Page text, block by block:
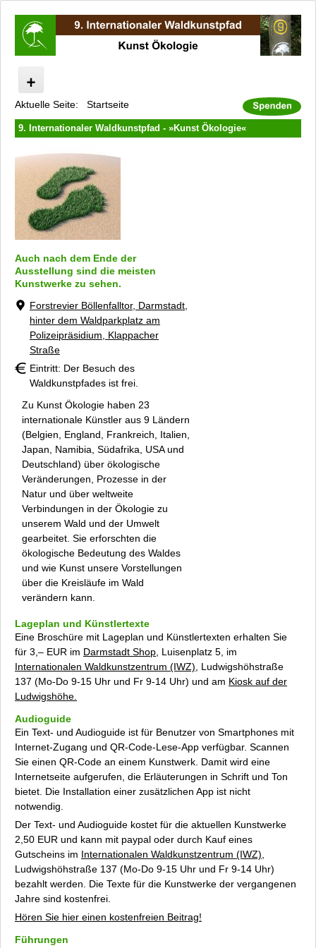
Internationaler Waldkunstpfad
Kunst Ökologie
Ecovention Europe (Portable Version)
Robin Hood
Künstler
Führungen
Kinderprojekte
Kataloge und Filme
Unterstützer und Sponsoren
Presse
Internationaler Waldkunstpfad (Archiv)
Internationales Waldkunst Zentrum
Newsletter
Datenschutz
Kontakt
Impressum
Aktuelle Seite: Startseite
9. Internationaler Waldkunstpfad - »Kunst Ökologie«
Auch nach dem Ende der
Ausstellung sind die meisten
Kunstwerke zu sehen.
Forstrevier Böllenfalltor, Darmstadt,
hinter dem Waldparkplatz am
Polizeipräsidium, Klappacher
Straße
Eintritt: Der Besuch des
Waldkunstpfades ist frei.
Zu Kunst Ökologie haben 23
internationale Künstler aus 9 Ländern
(Belgien, England, Frankreich, Italien,
Japan, Namibia, Südafrika, USA und
Deutschland) über ökologische
Veränderungen, Prozesse in der
Natur und über weltweite
Verbindungen in der Ökologie zu
unserem Wald und der Umwelt
gearbeitet. Sie erforschten die
ökologische Bedeutung des Waldes
und wie Kunst unsere Vorstellungen
über die Kreisläufe im Wald
verändern kann.
Lageplan und Künstlertexte
Eine Broschüre mit Lageplan und Künstlertexten erhalten Sie
für 3,– EUR im Darmstadt Shop , Luisenplatz 5, im
Internationalen Waldkunstzentrum (IWZ) , Ludwigshöhstraße
137 (Mo-Do 9-15 Uhr und Fr 9-14 Uhr) und am Kiosk auf der
Ludwigshöhe.
Audioguide
Ein Text- und Audioguide ist für Benutzer von Smartphones mit
Internet-Zugang und QR-Code-Lese-App verfügbar. Scannen
Sie einen QR-Code an einem Kunstwerk. Damit wird eine
Internetseite aufgerufen, die Erläuterungen in Schrift und Ton
bietet. Die Installation einer zusätzlichen App ist nicht
notwendig.
Der Text- und Audioguide kostet für die aktuellen Kunstwerke
2,50 EUR und kann mit paypal oder durch Kauf eines
Gutscheins im Internationalen Waldkunstzentrum (IWZ)
Ludwigshöhstraße 137 (Mo-Do 9-15 Uhr und Fr 9-14 Uhr)
bezahlt werden. Die Texte für die Kunstwerke der vergangenen
Jahre sind kostenfrei.
Hören Sie hier einen kostenfreien Beitrag!
Führungen